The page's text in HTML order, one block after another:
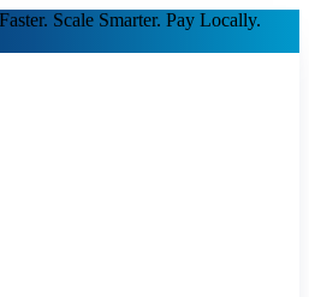
Scale Smarter. Pay Locally.